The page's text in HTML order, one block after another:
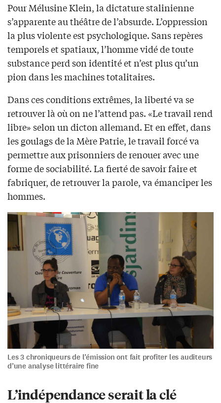
Pour Mélusine Klein, la dictature stalinienne
s’apparente au théâtre de l’absurde. L’oppression
la plus violente est psychologique. Sans repères
temporels et spatiaux, l’homme vidé de toute
substance perd son identité et n’est plus qu’un
pion dans les machines totalitaires.
Dans ces conditions extrêmes, la liberté va se
retrouver là où on ne l’attend pas. «Le travail rend
libre» selon un dicton allemand. Et en effet, dans
les goulags de la Mère Patrie, le travail forcé va
permettre aux prisonniers de renouer avec une
forme de sociabilité. La fierté de savoir faire et
fabriquer, de retrouver la parole, va émanciper les
hommes.
Les 3 chroniqueurs de l’émission ont fait profiter les auditeurs
d’une analyse littéraire fine
L’indépendance serait la clé